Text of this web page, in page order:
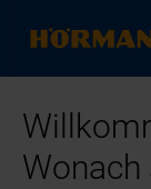
Wonach